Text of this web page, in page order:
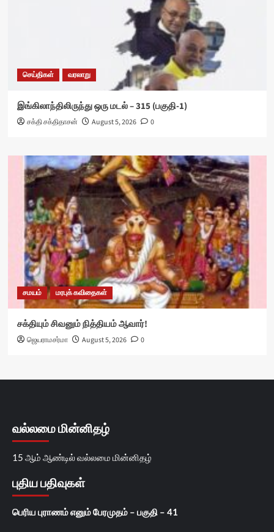
செய்திகள் வரலாறு
இங்கிலாந்திலிருந்து ஒரு மடல் – 315 (பகுதி-1)
சக்தி சக்திதாசன் August 5, 2026 0
சமயம் மரபுக் கவிதைகள்
சக்தியும் சிவனும் நித்தியம் ஆவார்!
ஜெயராமசர்மா August 5, 2026 0
வல்லமை மின்னிதழ்
15 ஆம் ஆண்டில் வல்லமை மின்னிதழ்
புதிய பதிவுகள்
பெரிய புராணம் எனும் பேரமுதம் – பகுதி – 41